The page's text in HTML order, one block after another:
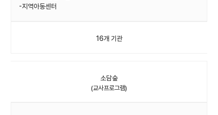
-지역아동센터
16개 기관
소담숲
(교사프로그램)